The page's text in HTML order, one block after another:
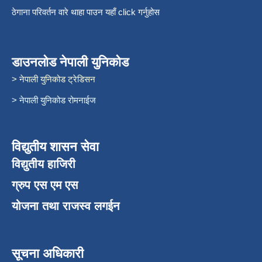
ठेगाना परिवर्तन वारे थाहा पाउन यहाँ click गर्नुहोस
डाउनलोड नेपाली युनिकोड
> नेपाली युनिकोड ट्रेडिसन
> नेपाली युनिकोड रोमनाईज
विद्युतीय शासन सेवा
विद्युतीय हाजिरी
ग्रुप एस एम एस
योजना तथा राजस्व लगईन
सूचना अधिकारी